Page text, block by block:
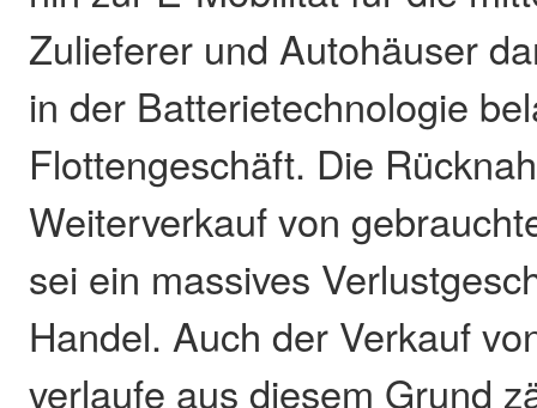
Zulieferer und Autohäuser
in der Batterietechnologie
Flottengeschäft. Die
Weiterverkauf von
sei ein massives
Handel. Auch der Verkauf
verlaufe aus diesem Grund